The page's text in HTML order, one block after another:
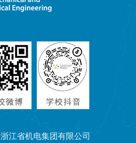
浙江省机电集团有限公司